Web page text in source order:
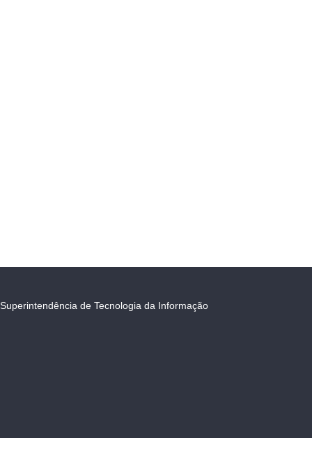
Superintendência de Tecnologia da Informação